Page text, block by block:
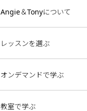
Angie＆Tonyについて
レッスンを選ぶ
オンデマンドで学ぶ
教室で学ぶ